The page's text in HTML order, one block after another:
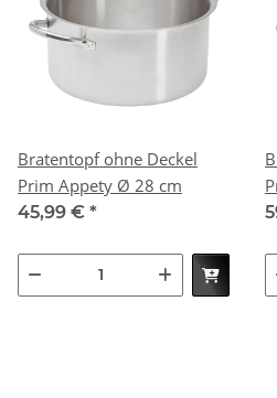
Bratentopf ohne Deckel
Prim Appety Ø 28 cm
45,99 € *